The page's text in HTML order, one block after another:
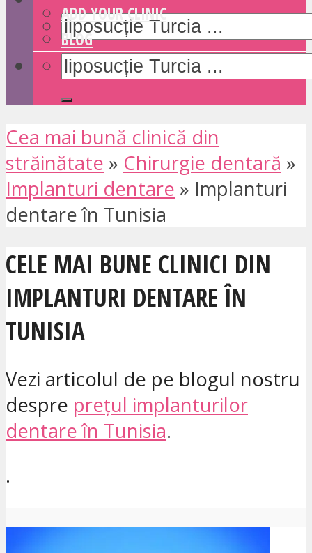
ADD YOUR CLINIC
BLOG
Cea mai bună clinică din
străinătate » Chirurgie dentară »
Implanturi dentare » Implanturi
dentare în Tunisia
CELE MAI BUNE CLINICI DIN
IMPLANTURI DENTARE ÎN
TUNISIA
Vezi articolul de pe blogul nostru
despre prețul implanturilor
dentare în Tunisia.
.